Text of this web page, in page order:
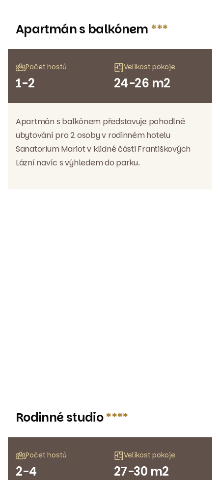
Apartmán s balkónem ***
Počet hostů
1-2
Velikost pokoje
24-26 m2
Apartmán s balkónem představuje pohodlné
ubytování pro 2 osoby v rodinném hotelu
Sanatorium Mariot v klidné části Františkových
Lázní navíc s výhledem do parku.
Rodinné studio****
Počet hostů
2-4
Velikost pokoje
27-30 m2